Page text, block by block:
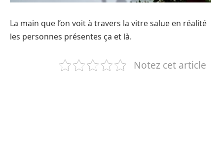
La main que l’on voit à travers la vitre salue en réalité
les personnes présentes ça et là.
Notez cet article